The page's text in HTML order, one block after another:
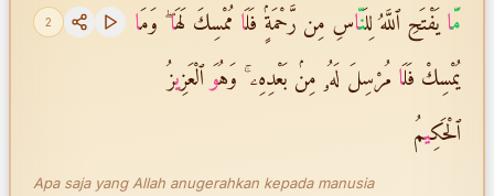
مّايَفْتَحِ ٱللَّهُ لِلنّاسِ مِن رَّحْمَةٍۢ فَلَا مُمْسِكَ لَهَاۖ وَمَا
يُمْسِكْ فَلَا مُرْسِلَ لَهُۥ مِنۢ بَعْدِهِۦ ۚ وَهُوَ ٱلْعَزِيزُ
ٱلْحَكِيمُ
2
Apa saja yang Allah anugerahkan kepada manusia